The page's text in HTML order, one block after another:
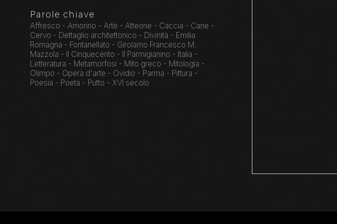
Parole chiave
Affresco - Amorino - Arte - Atteone - Caccia - Cane -
Cervo - Dettaglio architettonico - Divinità - Emilia
Romagna - Fontanellato - Girolamo Francesco M.
Mazzola - Il Cinquecento - Il Parmigianino - Italia -
Letteratura - Metamorfosi - Mito greco - Mitologia -
Olimpo - Opera d'arte - Ovidio - Parma - Pittura -
Poesia - Poeta - Putto - XVI secolo